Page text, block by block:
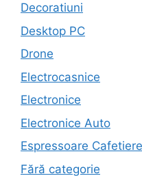
Decoratiuni
Desktop PC
Drone
Electrocasnice
Electronice
Electronice Auto
Espressoare
Fără categorie